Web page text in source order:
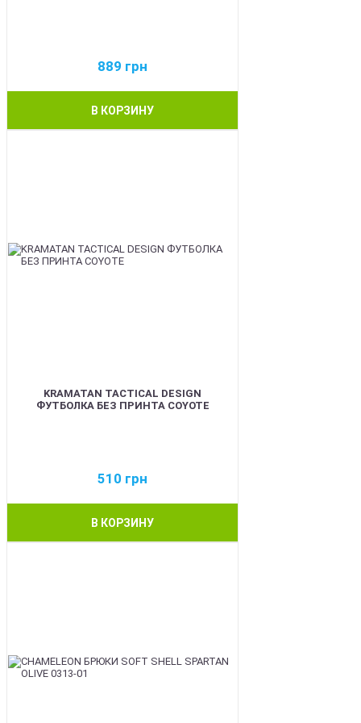
889 грн
В КОРЗИНУ
KRAMATAN TACTICAL DESIGN
ФУТБОЛКА БЕЗ ПРИНТА COYOTE
510 грн
В КОРЗИНУ